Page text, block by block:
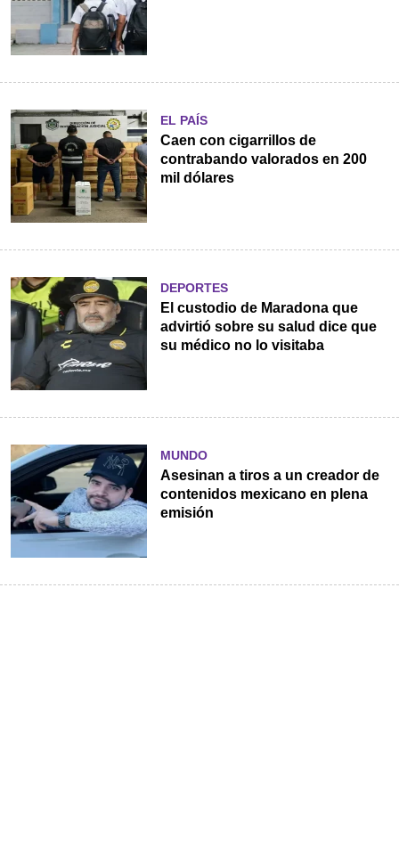
EL PAÍS
Caen con cigarrillos de
contrabando valorados en 200
mil dólares
DEPORTES
El custodio de Maradona que
advirtió sobre su salud dice que
su médico no lo visitaba
MUNDO
Asesinan a tiros a un creador de
contenidos mexicano en plena
emisión